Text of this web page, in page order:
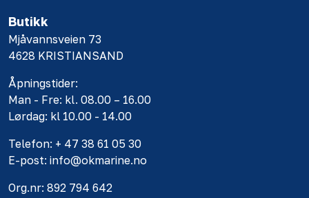
Butikk
Mjåvannsveien 73
4628 KRISTIANSAND
Åpningstider:
Man - Fre: kl. 08.00 – 16.00
Lørdag: kl 10.00 - 14.00
Telefon: + 47 38 61 05 30
E-post: info@okmarine.no
Org.nr: 892 794 642